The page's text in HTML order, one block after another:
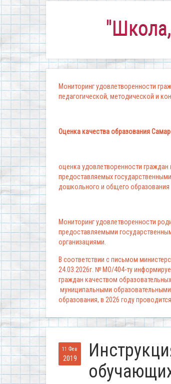
"Школа, в
Мониторинг удовлетворенности
педагогической, методической и
Оценка качества образования
оценка удовлетворенности граждан
предоставляемых
дошкольного и общего образования
Мониторинг удовлетворенности
предоставляемыми
организациями.
В соответствии с письмом
24.03.2026г. № МО/404-ту
граждан качеством
муниципальными
образования, в 2026 году
11 Фев
2019